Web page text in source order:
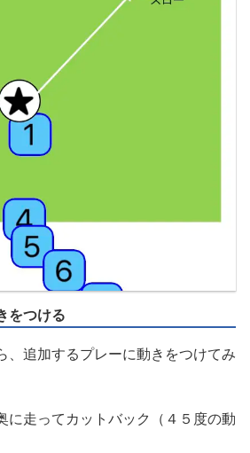
をつける
、追加するプレーに動きをつけてみ
に走ってカットバック（４５度の動